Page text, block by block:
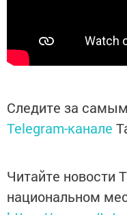
Следите за
Telegram-канале
Читайте новости
национальном